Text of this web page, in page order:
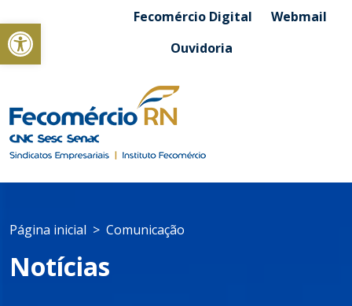
Abrir a barra de ferramentasFecomércio Digital
Webmail
Ouvidoria
Página inicial Comunicação
Notícias